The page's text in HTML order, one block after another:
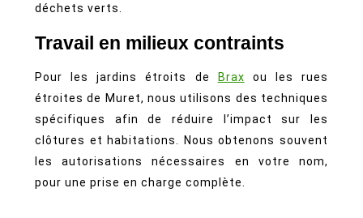
déchets verts.
Travail en milieux contraints
Pour les jardins étroits de Brax ou les rues
étroites de Muret, nous utilisons des techniques
spécifiques afin de réduire l’impact sur les
clôtures et habitations. Nous obtenons souvent
les autorisations nécessaires en votre nom,
pour une prise en charge complète.